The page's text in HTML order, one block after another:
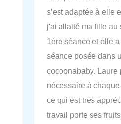
s’est adaptée à elle
j'ai allaité ma fille au
1ère séance et elle
séance posée dans
cocoonababy. Laure
nécessaire à
ce qui est très
travail porte ses